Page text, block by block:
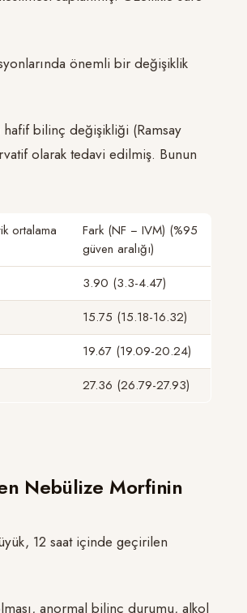
önemli bir değişiklik
hafif bilinç değişikliği (Ramsay
olarak tedavi edilmiş. Bunun
ortalama
Fark (NF − IVM) (%95
güven aralığı)
3.90 (3.3-4.47)
15.75 (15.18-16.32)
19.67 (19.09-20.24)
27.36 (26.79-27.93)
Nebülize Morfinin
12 saat içinde geçirilen
anormal bilinç durumu, alkol